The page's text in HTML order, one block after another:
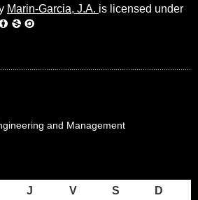
Marin-Garcia, J.A. is licensed under
and Management
J V S
D